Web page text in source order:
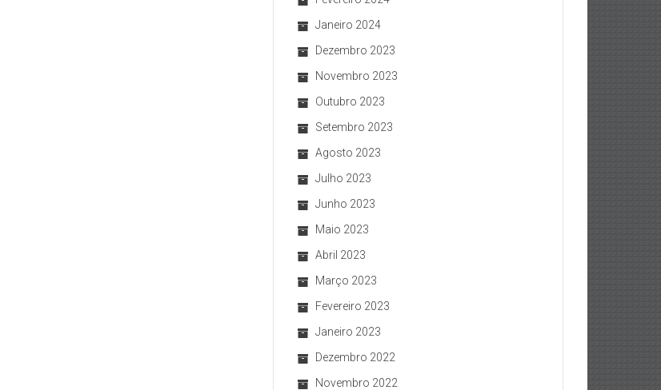
Janeiro 2024
Dezembro 2023
Novembro 2023
Outubro 2023
Setembro 2023
Agosto 2023
Julho 2023
Junho 2023
Maio 2023
Abril 2023
Março 2023
Fevereiro 2023
Janeiro 2023
Dezembro 2022
Novembro 2022